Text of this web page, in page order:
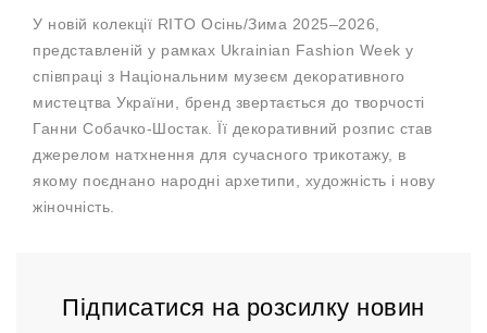
У новій колекції RITO Осінь/Зима 2025–2026,
представленій у рамках Ukrainian Fashion Week у
співпраці з Національним музеєм декоративного
мистецтва України, бренд звертається до творчості
Ганни Собачко-Шостак. Її декоративний розпис став
джерелом натхнення для сучасного трикотажу, в
якому поєднано народні архетипи, художність і нову
жіночність.
Підписатися на розсилку новин